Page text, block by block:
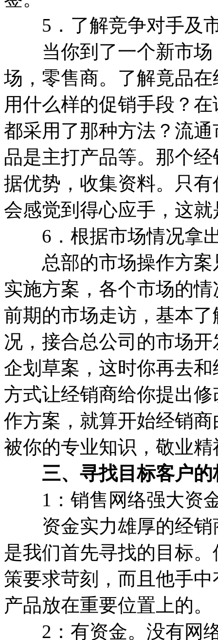
5．了解竞争对手及
当你到了一个新市场
场，零售商。了解竟品
用什么样的促销手段？
都采用了那种方法？流
品是主打产品等。那个
据优势，收集资料。只
会感觉到得心应手，这
6．根据市场情况拿出
总部的市场操作方案
实施方案，各个市场的
前期的市场走访，基本
况，接合总公司的市场
企划草案，这时你再去
方式让经销商给你提出
作方案，就算开始经销
被你的专业知识，敬业
三、寻找目标客户的
1：销售网络强大资
资金实力雄厚的经销
是我们首先寻找的目标
策要求苛刻，而且他手
产品放在重要位置上的。
2：有资金。没有网